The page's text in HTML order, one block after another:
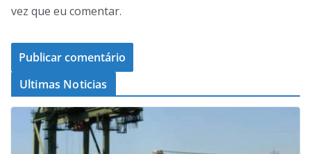
vez que eu comentar.
Ultimas Noticias